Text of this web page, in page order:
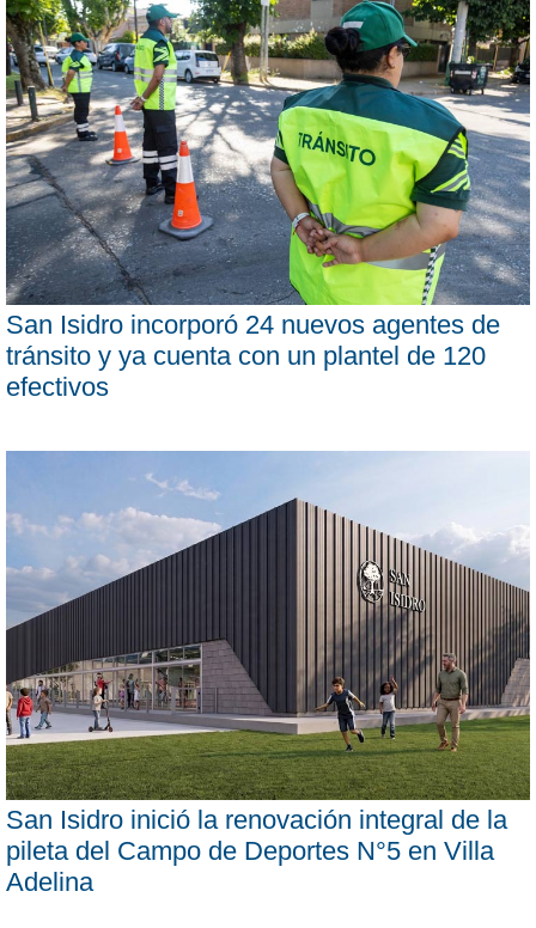
San Isidro incorporó 24 nuevos agentes de
tránsito y ya cuenta con un plantel de 120
efectivos
San Isidro inició la renovación integral de la
pileta del Campo de Deportes N°5 en Villa
Adelina